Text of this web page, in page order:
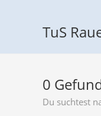
TuS
0
Du suchtest